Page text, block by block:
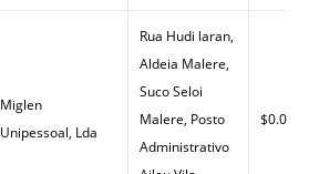
Miglen
Unipessoal, Lda
Rua Hudi laran,
Aldeia Malere,
Suco Seloi
Malere, Posto
Administrativo
$0.00